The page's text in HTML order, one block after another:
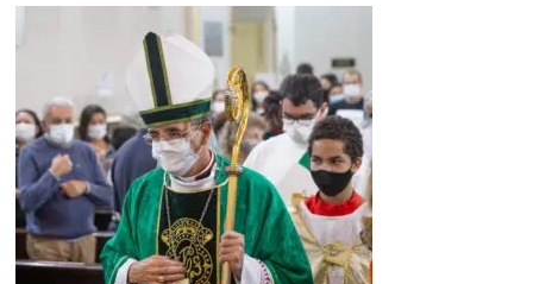
de
Paulo
–
Região
Episcopal
Sé
–
Setor